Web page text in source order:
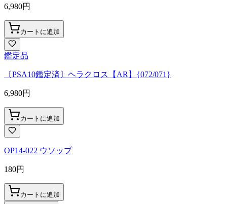
6,980円
カートに追加
鑑定品
〔PSA10鑑定済〕ヘラクロス【AR】{072/071}
6,980円
カートに追加
OP14-022 ウソップ
180円
カートに追加